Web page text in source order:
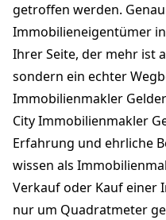
getroffen werden.
Immobilieneigentümer
Ihrer Seite, der mehr ist
sondern ein echter
Immobilienmakler
City Immobilienmakler
Erfahrung und ehrliche
wissen als
Verkauf oder Kauf einer
nur um Quadratmeter